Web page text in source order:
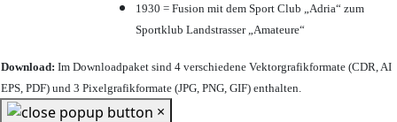
1930 = Fusion mit dem Sport Club „Adria“ zum
Sportklub Landstrasser „Amateure“
Download: Im Downloadpaket sind 4 verschiedene Vektorgrafikformate (CDR, AI
EPS, PDF) und 3 Pixelgrafikformate (JPG, PNG, GIF) enthalten.
×